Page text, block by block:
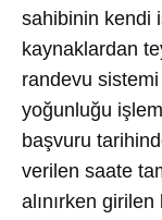
sahibinin kendi
kaynaklardan
randevu
yoğunluğu
başvuru
verilen saate
alınırken